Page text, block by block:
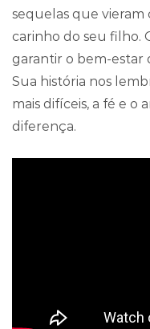
sequelas que vieram
carinho do seu filho.
garantir o bem-estar
Sua história nos
mais difíceis, a fé e o
diferença.